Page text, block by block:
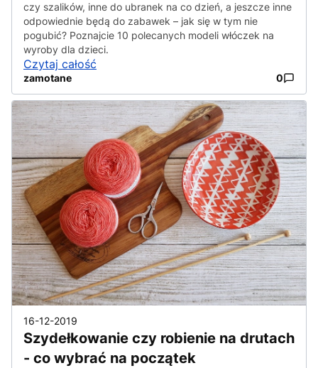
czy szalików, inne do ubranek na co dzień, a jeszcze inne
odpowiednie będą do zabawek – jak się w tym nie
pogubić? Poznajcie 10 polecanych modeli włóczek na
wyroby dla dzieci.
Czytaj całość
zamotane 0
16-12-2019
Szydełkowanie czy robienie na drutach
- co wybrać na początek